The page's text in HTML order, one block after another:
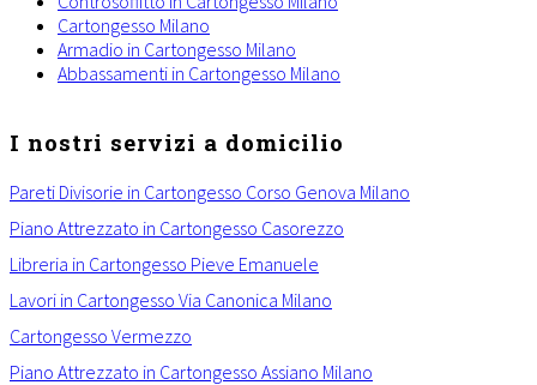
Cartongesso Milano
Armadio in Cartongesso Milano
Abbassamenti in Cartongesso Milano
I nostri servizi a domicilio
Pareti Divisorie in Cartongesso Corso Genova Milano
Piano Attrezzato in Cartongesso Casorezzo
Libreria in Cartongesso Pieve Emanuele
Lavori in Cartongesso Via Canonica Milano
Cartongesso Vermezzo
Piano Attrezzato in Cartongesso Assiano Milano